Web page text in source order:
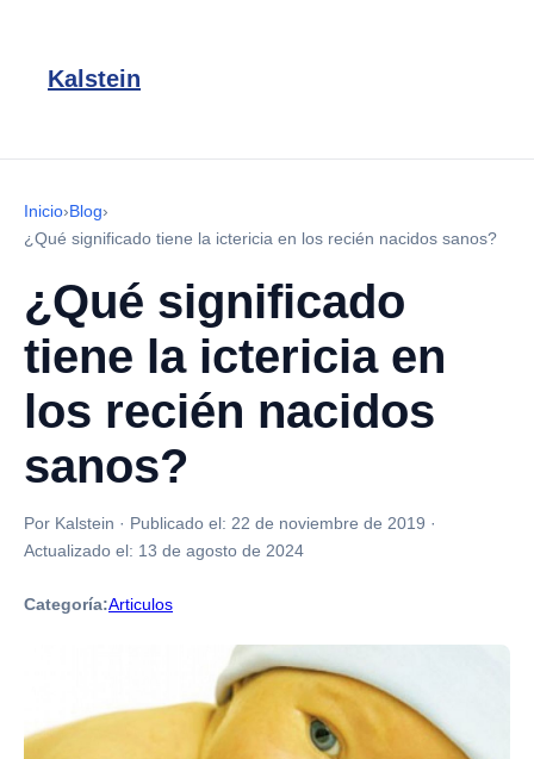
Kalstein
Inicio›Blog›
¿Qué significado tiene la ictericia en los recién nacidos sanos?
¿Qué significado
tiene la ictericia en
los recién nacidos
sanos?
Por Kalstein · Publicado el: 22 de noviembre de 2019 ·
Actualizado el: 13 de agosto de 2024
Categoría:Articulos